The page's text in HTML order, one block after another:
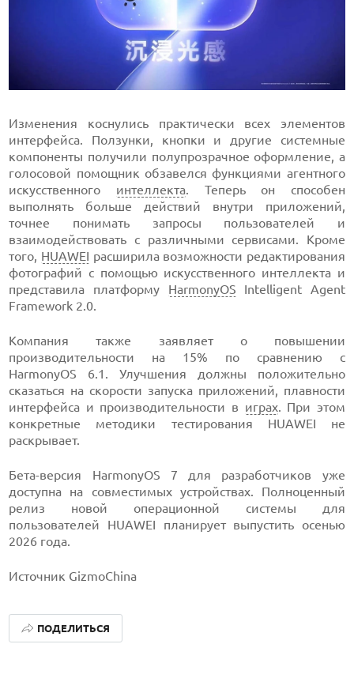
Изменения коснулись практически всех элементов
интерфейса. Ползунки, кнопки и другие системные
компоненты получили полупрозрачное оформление, а
голосовой помощник обзавелся функциями агентного
искусственного интеллекта. Теперь он способен
выполнять больше действий внутри приложений,
точнее понимать запросы пользователей и
взаимодействовать с различными сервисами. Кроме
того, HUAWEI расширила возможности редактирования
фотографий с помощью искусственного интеллекта и
представила платформу HarmonyOS Intelligent Agent
Framework 2.0.
Компания также заявляет о повышении
производительности на 15% по сравнению с
HarmonyOS 6.1. Улучшения должны положительно
сказаться на скорости запуска приложений, плавности
интерфейса и производительности в играх. При этом
конкретные методики тестирования HUAWEI не
раскрывает.
Бета-версия HarmonyOS 7 для разработчиков уже
доступна на совместимых устройствах. Полноценный
релиз новой операционной системы для
пользователей HUAWEI планирует выпустить осенью
2026 года.
Источник GizmoChina
ПОДЕЛИТЬСЯ